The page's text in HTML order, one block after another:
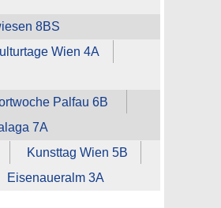
8BS
Wien 4A
Palfau 6B
7A
Kunsttag Wien 5B
Eisenaueralm 3A